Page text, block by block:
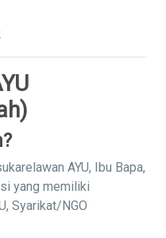
AYU, Ibu Bapa,
yang memiliki
Syarikat/NGO